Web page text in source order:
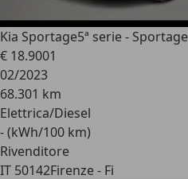
Kia Sportage5ª serie -
€ 18.9001
02/2023
68.301 km
Elettrica/Diesel
- (kWh/100 km)
Rivenditore
IT 50142Firenze - Fi